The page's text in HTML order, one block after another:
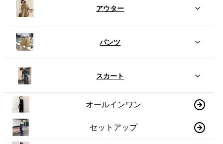
アウター
パンツ
スカート
オールインワン
セットアップ